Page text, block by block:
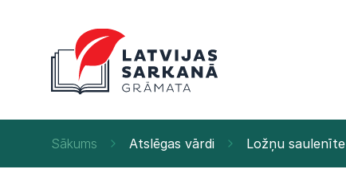
Sākums Atslēgas vārdi Ložņu saulenīte